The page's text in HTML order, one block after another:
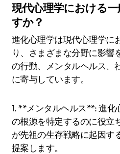
現代心理学における
すか？
進化心理学は現代心理学に
り、さまざまな分野に影響
の行動、メンタルヘルス、
に寄与しています。
1. **メンタルヘルス**: 進化
の根源を特定するのに役立
が先祖の生存戦略に起因す
提案します。